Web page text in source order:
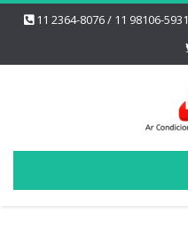
11 2364-8076 / 11 98106-5931